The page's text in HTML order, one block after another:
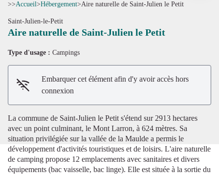
Voir l'image en plein écran
>>Accueil>Hébergement>Aire naturelle de Saint-Julien le Petit
Saint-Julien-le-Petit
Aire naturelle de Saint-Julien le Petit
Type d'usage : Campings
Embarquer cet élément afin d'y avoir accès hors
connexion
La commune de Saint-Julien le Petit s'étend sur 2913 hectares
avec un point culminant, le Mont Larron, à 624 mètres. Sa
situation privilégiée sur la vallée de la Maulde a permis le
développement d'activités touristiques et de loisirs. L'aire naturelle
de camping propose 12 emplacements avec sanitaires et divers
équipements (bac vaisselle, bac linge). Elle est située à la sortie du